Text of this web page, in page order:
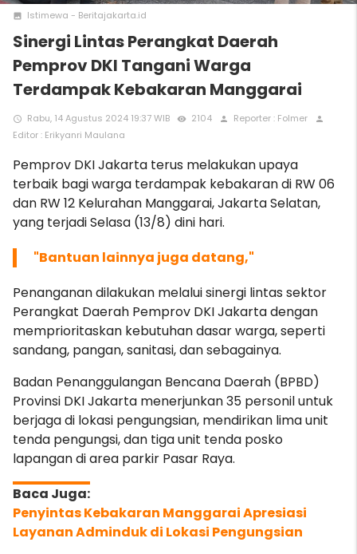
photo Istimewa - Beritajakarta.id
Sinergi Lintas Perangkat Daerah
Pemprov DKI Tangani Warga
Terdampak Kebakaran Manggarai
access_time Rabu, 14 Agustus 2024 19:37 WIB remove_red_eye 2104 person Reporter : Folmer person
Editor : Erikyanri Maulana
Pemprov DKI Jakarta terus melakukan upaya
terbaik bagi warga terdampak kebakaran di RW 06
dan RW 12 Kelurahan Manggarai, Jakarta Selatan,
yang terjadi Selasa (13/8) dini hari.
"Bantuan lainnya juga datang,"
Penanganan dilakukan melalui sinergi lintas sektor
Perangkat Daerah Pemprov DKI Jakarta dengan
memprioritaskan kebutuhan dasar warga, seperti
sandang, pangan, sanitasi, dan sebagainya.
Badan Penanggulangan Bencana Daerah (BPBD)
Provinsi DKI Jakarta menerjunkan 35 personil untuk
berjaga di lokasi pengungsian, mendirikan lima unit
tenda pengungsi, dan tiga unit tenda posko
lapangan di area parkir Pasar Raya.
Penyintas Kebakaran Manggarai Apresiasi
Layanan Adminduk di Lokasi Pengungsian